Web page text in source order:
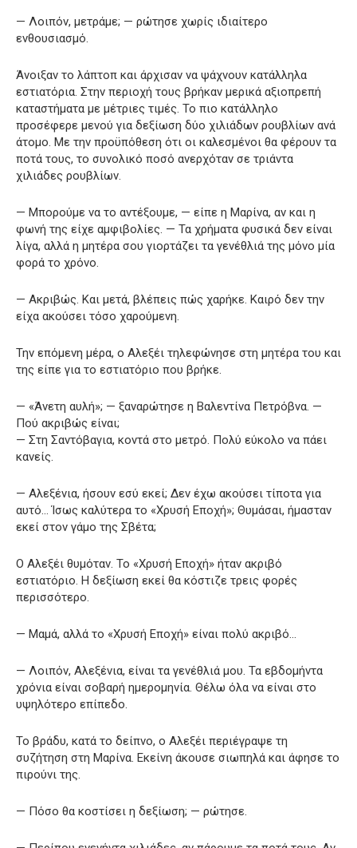
— Λοιπόν, μετράμε; — ρώτησε χωρίς ιδιαίτερο
ενθουσιασμό.
Άνοιξαν το λάπτοπ και άρχισαν να ψάχνουν κατάλληλα
εστιατόρια. Στην περιοχή τους βρήκαν μερικά αξιοπρεπή
καταστήματα με μέτριες τιμές. Το πιο κατάλληλο
προσέφερε μενού για δεξίωση δύο χιλιάδων ρουβλίων ανά
άτομο. Με την προϋπόθεση ότι οι καλεσμένοι θα φέρουν τα
ποτά τους, το συνολικό ποσό ανερχόταν σε τριάντα
χιλιάδες ρουβλίων.
— Μπορούμε να το αντέξουμε, — είπε η Μαρίνα, αν και η
φωνή της είχε αμφιβολίες. — Τα χρήματα φυσικά δεν είναι
λίγα, αλλά η μητέρα σου γιορτάζει τα γενέθλιά της μόνο μία
φορά το χρόνο.
— Ακριβώς. Και μετά, βλέπεις πώς χαρήκε. Καιρό δεν την
είχα ακούσει τόσο χαρούμενη.
Την επόμενη μέρα, ο Αλεξέι τηλεφώνησε στη μητέρα του και
της είπε για το εστιατόριο που βρήκε.
— «Άνετη αυλή»; — ξαναρώτησε η Βαλεντίνα Πετρόβνα. —
Πού ακριβώς είναι;
— Στη Σαντόβαγια, κοντά στο μετρό. Πολύ εύκολο να πάει
κανείς.
— Αλεξένια, ήσουν εσύ εκεί; Δεν έχω ακούσει τίποτα για
αυτό… Ίσως καλύτερα το «Χρυσή Εποχή»; Θυμάσαι, ήμασταν
εκεί στον γάμο της Σβέτα;
Ο Αλεξέι θυμόταν. Το «Χρυσή Εποχή» ήταν ακριβό
εστιατόριο. Η δεξίωση εκεί θα κόστιζε τρεις φορές
περισσότερο.
— Μαμά, αλλά το «Χρυσή Εποχή» είναι πολύ ακριβό…
— Λοιπόν, Αλεξένια, είναι τα γενέθλιά μου. Τα εβδομήντα
χρόνια είναι σοβαρή ημερομηνία. Θέλω όλα να είναι στο
υψηλότερο επίπεδο.
Το βράδυ, κατά το δείπνο, ο Αλεξέι περιέγραψε τη
συζήτηση στη Μαρίνα. Εκείνη άκουσε σιωπηλά και άφησε το
πιρούνι της.
— Πόσο θα κοστίσει η δεξίωση; — ρώτησε.